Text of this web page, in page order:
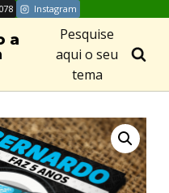
Instagram
a
Pesquise
aqui o seu
tema